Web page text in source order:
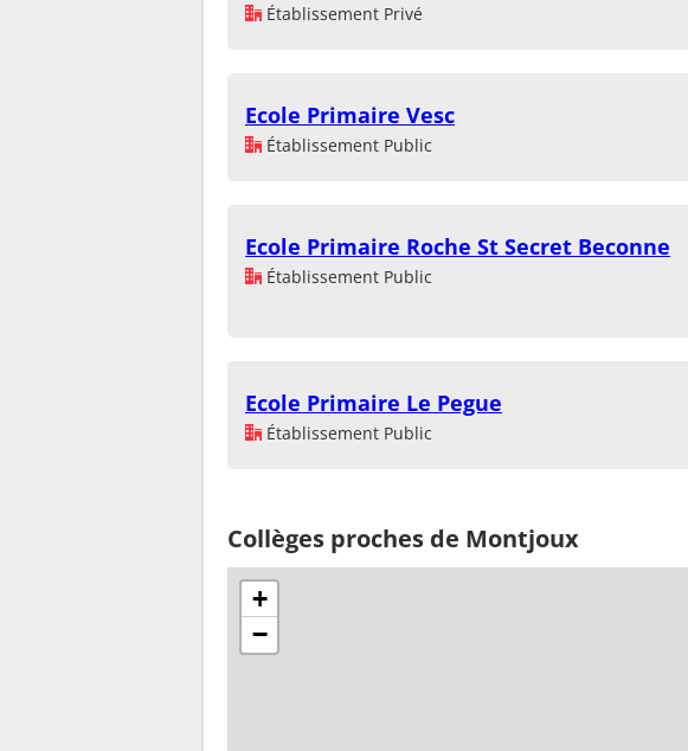
Établissement Privé
Ecole Primaire Vesc
Établissement Public
Ecole Primaire Roche St Secret Beconne
Établissement Public
Ecole Primaire Le Pegue
Établissement Public
Collèges proches de Montjoux
+
−